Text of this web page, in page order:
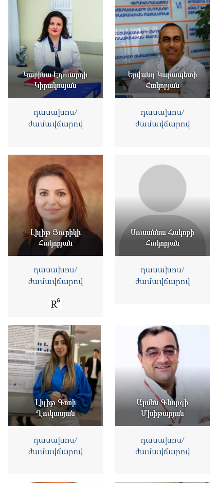
Կարինա Էդուարդի
Կիրակոսյան
դասախոս/
ժամավճարով
Երվանդ Կարապետի
Հակոբյան
դասախոս/
ժամավճարով
Լիլիթ Յուրիկի
Հակոբյան
դասախոս/
ժամավճարով
Սուսաննա Հակոբի
Հակոբյան
դասախոս/
ժամավճարով
Լիլիթ Գոռի
Ղուկասյան
դասախոս/
ժամավճարով
Արմեն Գևորգի
Մխիթարյան
դասախոս/
ժամավճարով